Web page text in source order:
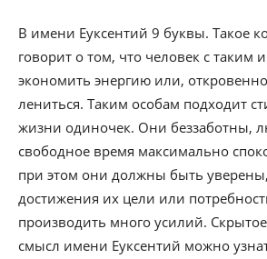
В имени Еуксентий 9 буквы. Такое
говорит о том, что человек с таким
экономить энергию или,
лениться. Таким особам подходит
жизни одиночек. Они беззаботны,
свободное время максимально
при этом они должны быть
достижения их цели или
производить много усилий.
смысл имени Еуксентий можно